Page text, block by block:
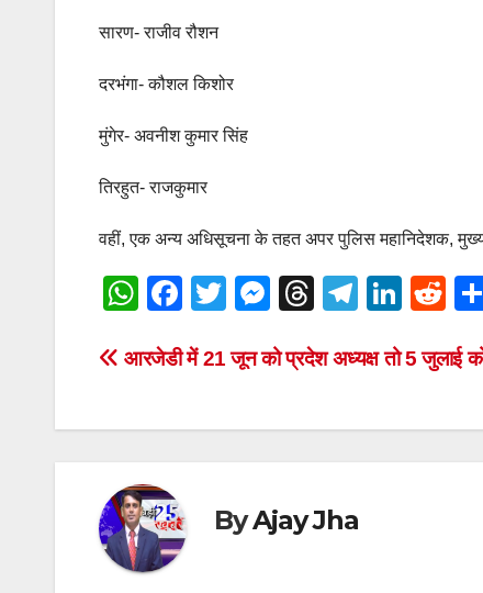
सारण- राजीव रौशन
दरभंगा- कौशल किशोर
मुंगेर- अवनीश कुमार सिंह
तिरहुत- राजकुमार
वहीं, एक अन्य अधिसूचना के तहत अपर पुलिस महानिदेशक,
W
at
A
p
F
c
b
o
k
T
tt
M
ss
n
er
T
e
d
T
e
a
Li
k
dI
R
d
t
Post
आरजेडी में 21 जून को प्रदेश अध्यक्ष तो 5 जुलाई को
ByAjay Jha